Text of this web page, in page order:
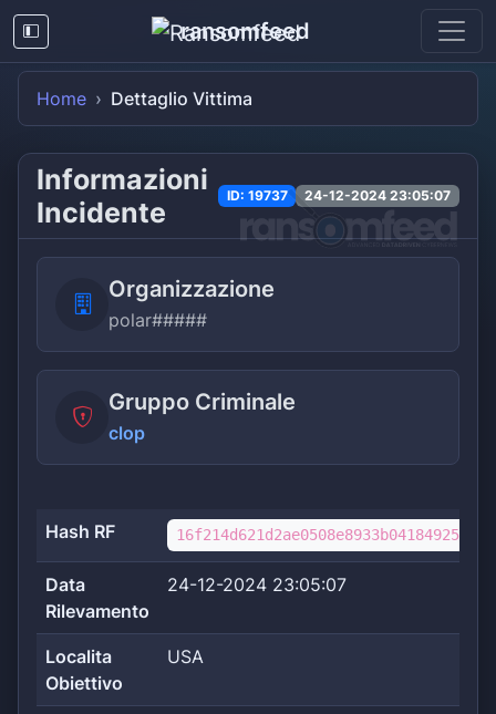
ransomfeed
Home Dettaglio Vittima
Informazioni
Incidente
ID: 19737 24-12-2024 23:05:07
Organizzazione
polar#####
Gruppo Criminale
clop
Hash RF
Data
Rilevamento
24-12-2024 23:05:07
Localita
Obiettivo
USA